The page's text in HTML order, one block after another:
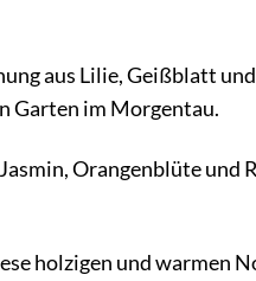
aus Lilie, Geißblatt
Garten im Morgentau.
Orangenblüte und
holzigen und warmen